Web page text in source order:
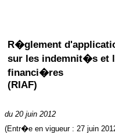
R�glement
sur les indemnit�s et
financi�res
(RIAF)
du 20 juin 2012
(Entr�e en vigueur : 27 juin 20